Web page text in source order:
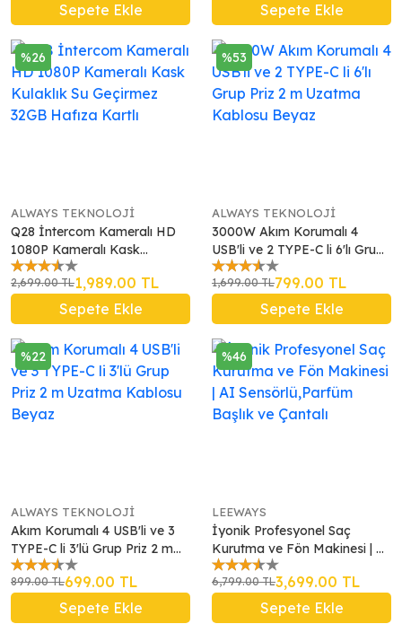
Sepete Ekle
Sepete Ekle
%26
ALWAYS TEKNOLOJİ
Q28 İntercom Kameralı HD
1080P Kameralı Kask
Kulaklık Su Geçirmez 32GB
Hafıza Kartlı
2,699.00 TL1,989.00 TL
Sepete Ekle
%53
ALWAYS TEKNOLOJİ
3000W Akım Korumalı 4
USB'li ve 2 TYPE-C li 6'lı Grup
Priz 2 m Uzatma Kablosu
Beyaz
1,699.00 TL799.00 TL
Sepete Ekle
%22
ALWAYS TEKNOLOJİ
Akım Korumalı 4 USB'li ve 3
TYPE-C li 3'lü Grup Priz 2 m
Uzatma Kablosu Beyaz
899.00 TL699.00 TL
Sepete Ekle
%46
LEEWAYS
İyonik Profesyonel Saç
Kurutma ve Fön Makinesi | AI
Sensörlü,Parfüm Başlık ve
Çantalı
6,799.00 TL3,699.00 TL
Sepete Ekle